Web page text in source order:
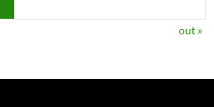
out »